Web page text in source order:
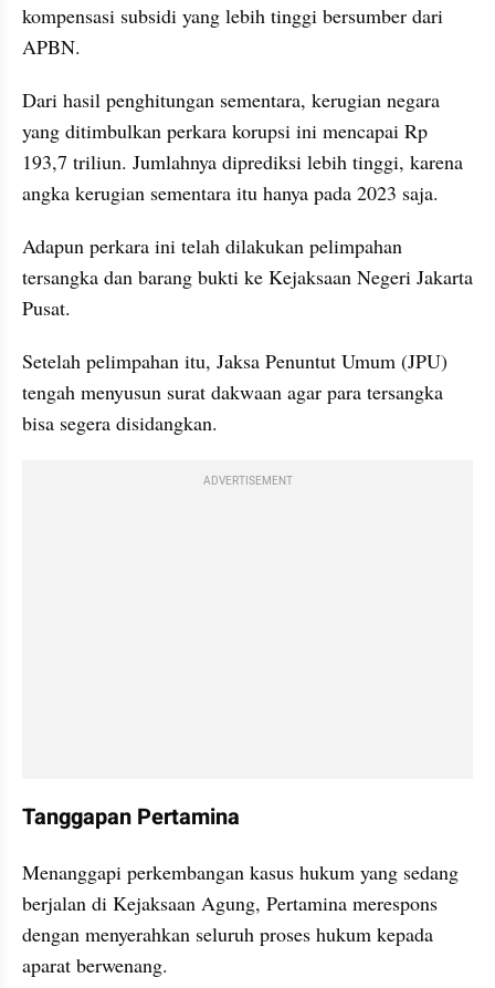
kompensasi subsidi yang lebih tinggi bersumber dari
APBN.
Dari hasil penghitungan sementara, kerugian negara
yang ditimbulkan perkara korupsi ini mencapai Rp
193,7 triliun. Jumlahnya diprediksi lebih tinggi, karena
angka kerugian sementara itu hanya pada 2023 saja.
Adapun perkara ini telah dilakukan pelimpahan
tersangka dan barang bukti ke Kejaksaan Negeri Jakarta
Pusat.
Setelah pelimpahan itu, Jaksa Penuntut Umum (JPU)
tengah menyusun surat dakwaan agar para tersangka
bisa segera disidangkan.
ADVERTISEMENT
Tanggapan Pertamina
Menanggapi perkembangan kasus hukum yang sedang
berjalan di Kejaksaan Agung, Pertamina merespons
dengan menyerahkan seluruh proses hukum kepada
aparat berwenang.